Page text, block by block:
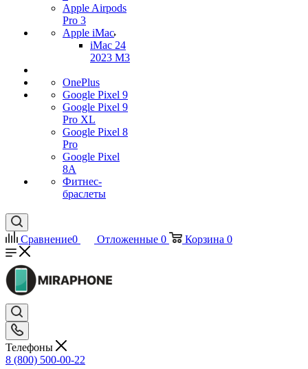
Apple Airpods
Pro 3
Apple iMac
iMac 24
2023 M3
OnePlus
Google Pixel 9
Google Pixel 9
Pro XL
Google Pixel 8
Pro
Google Pixel
8A
Фитнес-
браслеты
Сравнение0 Отложенные 0 Корзина 0
Телефоны
8 (800) 500-00-22